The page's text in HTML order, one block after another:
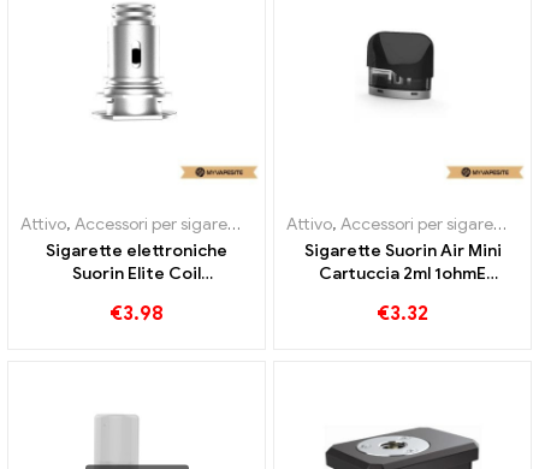
Attivo, Accessori per sigarette elettroniche ,Evaporatore
Sigarette elettroniche
Suorin Elite Coil
丨Personalizzato
€3.98
Attivo, Accessori per sigarette elettroniche
Sigarette Suorin Air Mini
Cartuccia 2ml 1ohmE
€3.32